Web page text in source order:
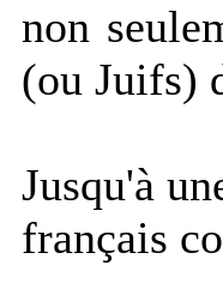
non
(ou Juifs)
Jusqu'à
français